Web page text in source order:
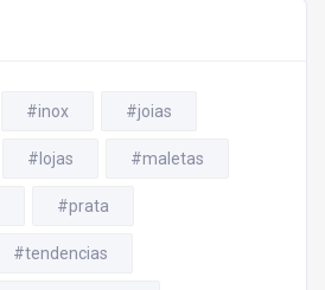
#inox #joias
#lojas #maletas
#prata
#tendencias